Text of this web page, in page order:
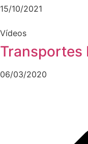
15/10/2021
Vídeos
Transportes
06/03/2020